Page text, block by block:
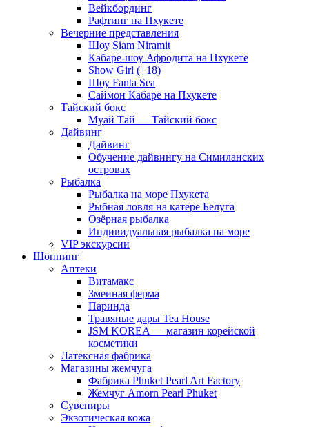
Вейкбординг
Рафтинг на Пхукете
Вечерние представления
Шоу Siam Niramit
Кабаре-шоу Афродита на Пхукете
Show Girl (+18)
Шоу Fanta Sea
Саймон Кабаре на Пхукете
Тайский бокс
Муай Тай — Тайский бокс
Дайвинг
Дайвинг
Обучение дайвингу на Симиланских
островах
Рыбалка
Рыбалка на море Пхукета
Рыбная ловля на катере Белуга
Озёрная рыбалка
Индивидуальная рыбалка на море
VIP экскурсии
Шоппинг
Аптеки
Витамакс
Змеиная ферма
Паринда
Травяные дары Tea House
JSM KOREA — магазин корейской
косметики
Латексная фабрика
Магазины жемчуга
Фабрика Phuket Pearl Art Factory
Жемчуг Amorn Pearl Phuket
Сувениры
Экзотическая кожа